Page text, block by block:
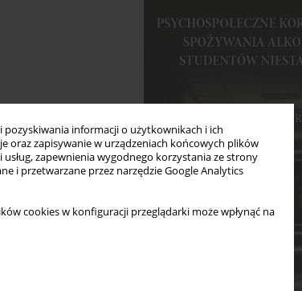
pozyskiwania informacji o użytkownikach i ich
oraz zapisywanie w urządzeniach końcowych plików
zapewnienia wygodnego korzystania ze strony
i przetwarzane przez narzędzie Google Analytics
cookies w konfiguracji przeglądarki może wpłynąć na